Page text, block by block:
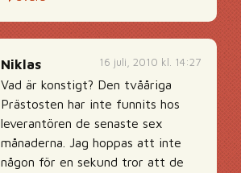
16 juli, 2010 kl. 14:27
Niklas
Vad är konstigt? Den tvååriga
Prästosten har inte funnits hos
leverantören de senaste sex
månaderna. Jag hoppas att inte
någon för en sekund tror att de